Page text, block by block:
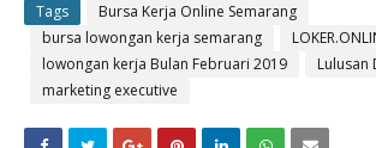
Tags
Bursa Kerja Online Semarang
bursa lowongan kerja semarang
lowongan kerja Bulan Februari 2019
Lulusan
marketing executive